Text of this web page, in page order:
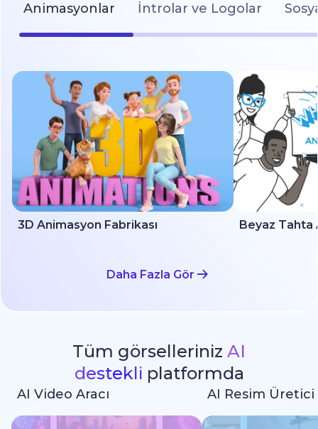
Animasyonlar İntrolar ve Logolar
3D Animasyon Fabrikası Beyaz Tahta
Daha Fazla Gör
Tüm görselleriniz AI
destekli platformda
AI Video Aracı AI Resim Üretici